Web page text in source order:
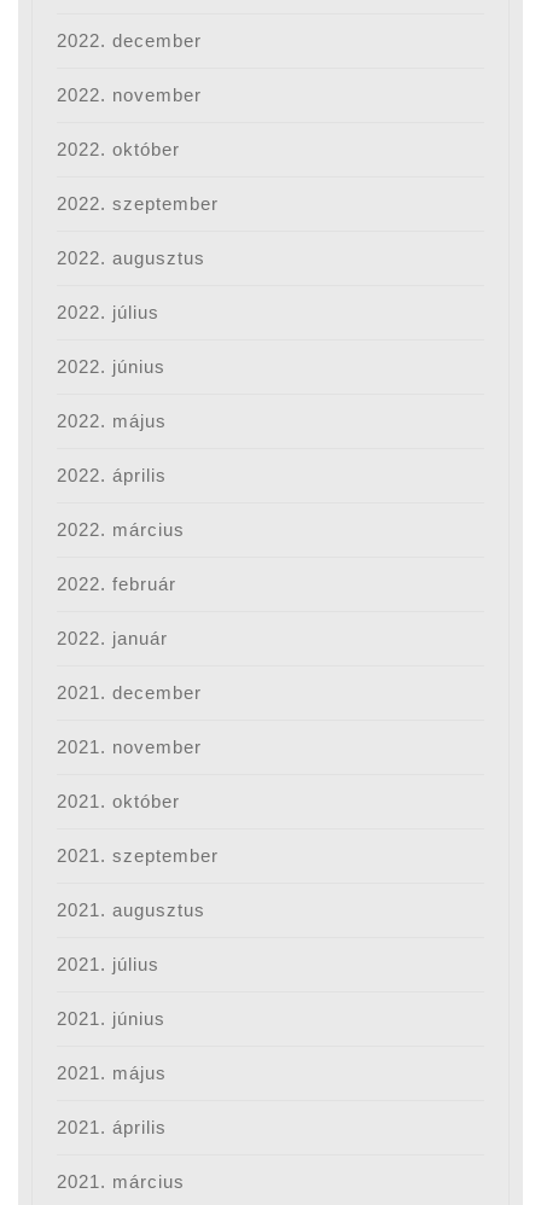
2022. december
2022. november
2022. október
2022. szeptember
2022. augusztus
2022. július
2022. június
2022. május
2022. április
2022. március
2022. február
2022. január
2021. december
2021. november
2021. október
2021. szeptember
2021. augusztus
2021. július
2021. június
2021. május
2021. április
2021. március